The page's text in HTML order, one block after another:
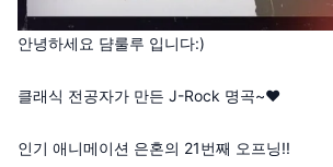
안녕하세요 댬룰루 입니다:)
클래식 전공자가 만든 J-Rock 명곡~♥
인기 애니메이션 은혼의 21번째 오프닝!!